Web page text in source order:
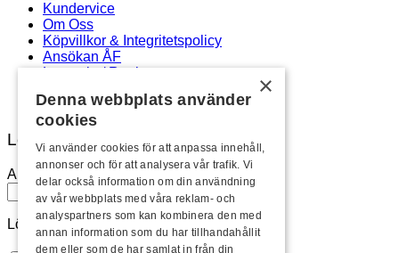
Kundervice
Om Oss
Köpvillkor & Integritetspolicy
Ansökan ÅF
Logga in / Registrera
Logga in
Användarnamn eller e-postadress
Lösenord*
×
Denna webbplats använder
cookies
Vi använder cookies för att anpassa innehåll,
annonser och för att analysera vår trafik. Vi
delar också information om din användning
av vår webbplats med våra reklam- och
analyspartners som kan kombinera den med
annan information som du har tillhandahållit
dem eller som de har samlat in från din